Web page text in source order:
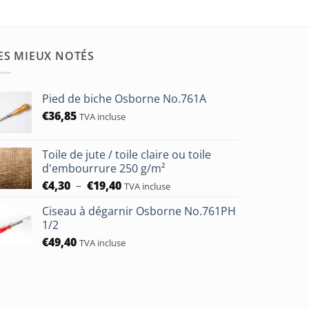
MIEUX NOTÉS
Pied de biche Osborne No.761A
€36,85 TVA incluse
Toile de jute / toile claire ou toile
d'embourrure 250 g/m²
€4,30 – €19,40Plage
prix :
à
TVA incluse
Ciseau à dégarnir Osborne No.761PH
1/2
€49,40 TVA incluse